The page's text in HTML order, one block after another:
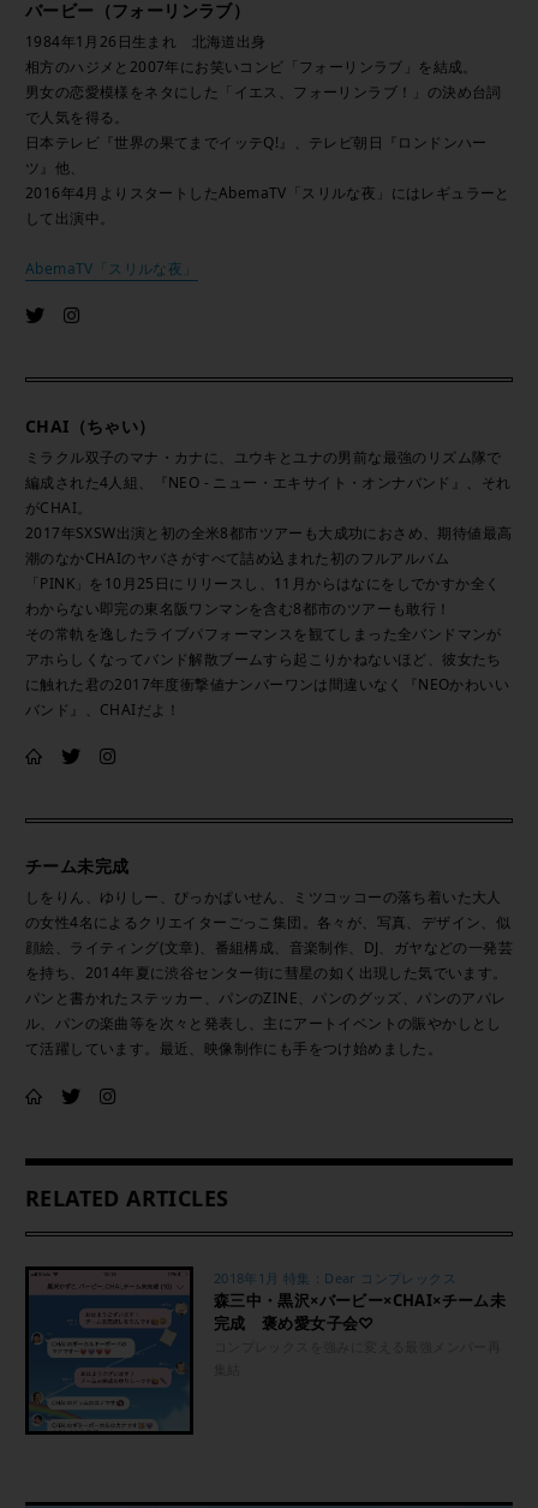
バービー（フォーリンラブ）
1984年1月26日生まれ 北海道出身
相方のハジメと2007年にお笑いコンビ「フォーリンラブ」を結成。
男女の恋愛模様をネタにした「イエス、フォーリンラブ！」の決め台詞
で人気を得る。
日本テレビ『世界の果てまでイッテQ!』、テレビ朝日『ロンドンハー
ツ』他、
2016年4月よりスタートしたAbemaTV「スリルな夜」にはレギュラーと
して出演中。
AbemaTV「スリルな夜」
CHAI（ちゃい）
ミラクル双子のマナ・カナに、ユウキとユナの男前な最強のリズム隊で
編成された4人組、『NEO - ニュー・エキサイト・オンナバンド』、それ
がCHAI。
2017年SXSW出演と初の全米8都市ツアーも大成功におさめ、期待値最高
潮のなかCHAIのヤバさがすべて詰め込まれた初のフルアルバム
「PINK」を10月25日にリリースし、11月からはなにをしでかすか全く
わからない即完の東名阪ワンマンを含む8都市のツアーも敢行！
その常軌を逸したライブパフォーマンスを観てしまった全バンドマンが
アホらしくなってバンド解散ブームすら起こりかねないほど、彼女たち
に触れた君の2017年度衝撃値ナンバーワンは間違いなく『NEOかわいい
バンド』、CHAIだよ！
チーム未完成
しをりん、ゆりしー、ぴっかぱいせん、ミツコッコーの落ち着いた大人
の女性4名によるクリエイターごっこ集団。各々が、写真、デザイン、似
顔絵、ライティング(文章)、番組構成、音楽制作、DJ、ガヤなどの一発芸
を持ち、2014年夏に渋谷センター街に彗星の如く出現した気でいます。
パンと書かれたステッカー、パンのZINE、パンのグッズ、パンのアパレ
ル、パンの楽曲等を次々と発表し、主にアートイベントの賑やかしとし
て活躍しています。最近、映像制作にも手をつけ始めました。
RELATED ARTICLES
2018年1月 特集：Dear コンプレックス
森三中・黒沢×バービー×CHAI×チーム未
完成 褒め愛女子会♡